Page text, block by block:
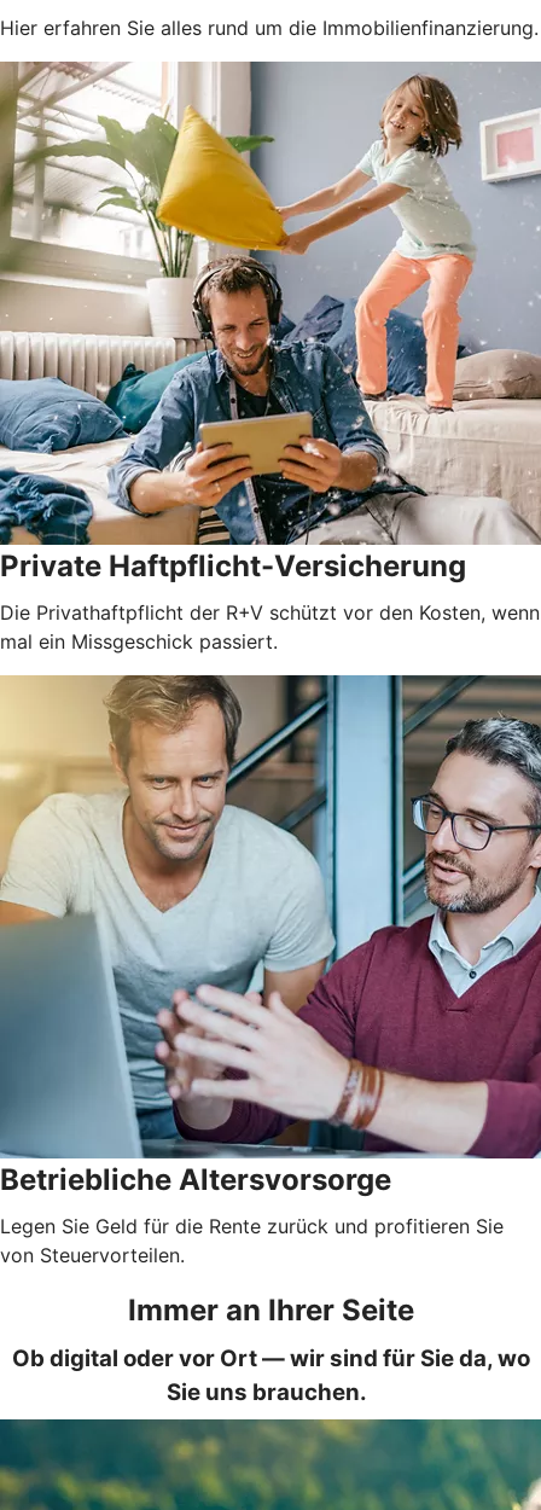
Hier erfahren Sie alles rund um die Immobilienfinanzierung.
Private Haftpflicht-Versicherung
Die Privathaftpflicht der R+V schützt vor den Kosten, wenn
mal ein Missgeschick passiert.
Betriebliche Altersvorsorge
Legen Sie Geld für die Rente zurück und profitieren Sie
von Steuervorteilen.
Immer an Ihrer Seite
Ob digital oder vor Ort — wir sind für Sie da, wo
Sie uns brauchen.